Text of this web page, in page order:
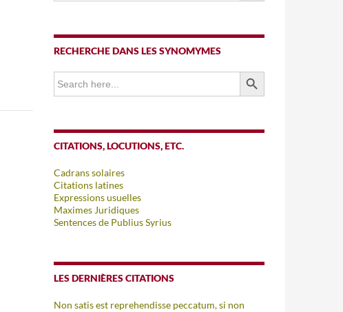
RECHERCHE DANS LES SYNOMYMES
Search
for:
SEARCH BUTTON
CITATIONS, LOCUTIONS, ETC.
Cadrans solaires
Citations latines
Expressions usuelles
Maximes Juridiques
Sentences de Publius Syrius
LES DERNIÈRES CITATIONS
Non satis est reprehendisse peccatum, si non